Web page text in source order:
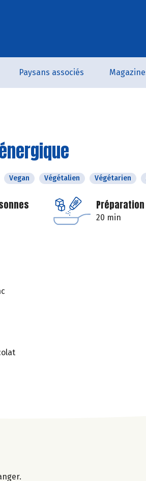
Paysans associés
Vegan Végétalien Végétarien
Préparation
20 min